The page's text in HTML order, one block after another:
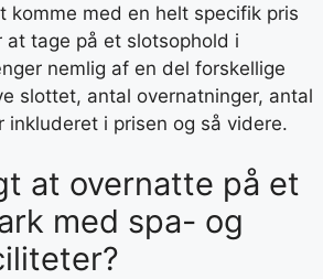
komme med en helt specifik pris
at tage på et slotsophold i
nemlig af en del forskellige
slottet, antal overnatninger, antal
i prisen og så videre.
at overnatte på et
med spa- og